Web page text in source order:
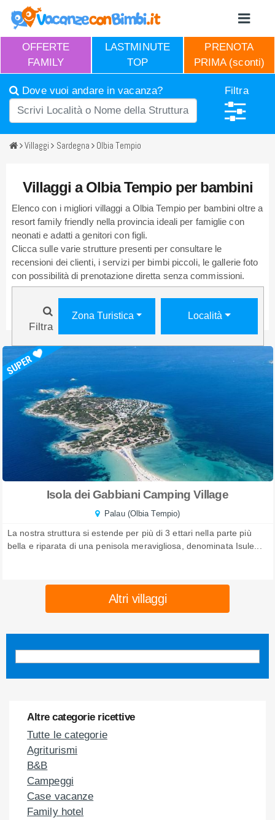
OFFERTE
FAMILY
LASTMINUTE
TOP
PRENOTA
PRIMA (sconti)
Dove vuoi andare in vacanza? Filtra
Villaggi Sardegna Olbia Tempio
Villaggi a Olbia Tempio per bambini
Elenco con i migliori villaggi a Olbia Tempio per bambini oltre a
resort family friendly nella provincia ideali per famiglie con
neonati e adatti a genitori con figli.
Clicca sulle varie strutture presenti per consultare le
recensioni dei clienti, i servizi per bimbi piccoli, le gallerie foto
con possibilità di prenotazione diretta senza commissioni.
Filtra
Zona Turistica Località
Isola dei Gabbiani Camping Village
Palau (Olbia Tempio)
La nostra struttura si estende per più di 3 ettari nella parte più
bella e riparata di una penisola meravigliosa, denominata Isule...
Altri villaggi
Altre categorie ricettive
Tutte le categorie
Agriturismi
B&B
Campeggi
Case vacanze
Family hotel